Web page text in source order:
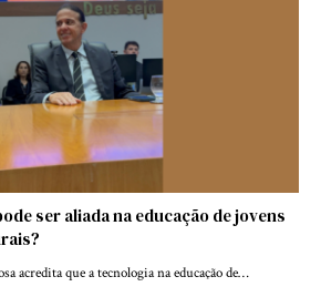
ser aliada na educação de jovens
acredita que a tecnologia na educação de…